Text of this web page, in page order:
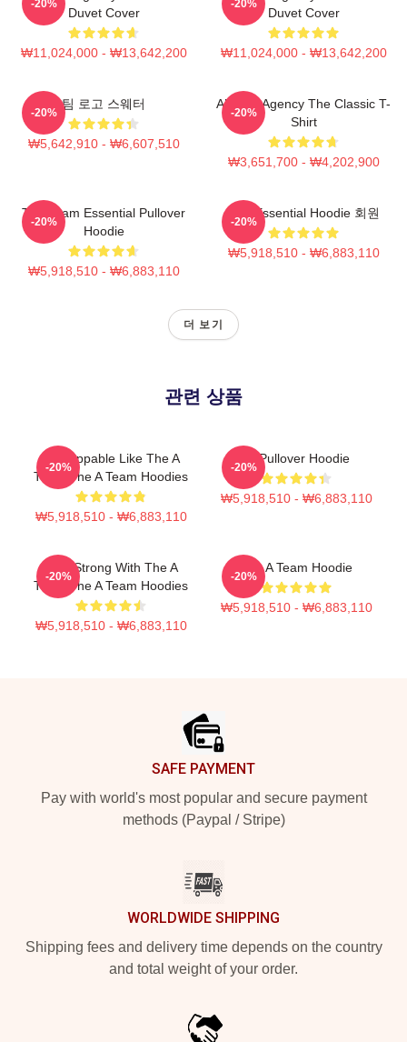
Duvet Cover
₩11,024,000 - ₩13,642,200
-20%
Duvet Cover
₩11,024,000 - ₩13,642,200
-20%
팀 로고 스웨터
₩5,642,910 - ₩6,607,510
-20%
All-Risk Agency The Classic T-
Shirt
₩3,651,700 - ₩4,202,900
-20%
The Team Essential Pullover
Hoodie
₩5,918,510 - ₩6,883,110
-20%
A 팀 Essential Hoodie 회원
₩5,918,510 - ₩6,883,110
-20%
더 보기
관련 상품
Unstoppable Like The A
Team The A Team Hoodies
₩5,918,510 - ₩6,883,110
-20%
팀 Pullover Hoodie
₩5,918,510 - ₩6,883,110
-20%
Stay Strong With The A
Team The A Team Hoodies
₩5,918,510 - ₩6,883,110
-20%
The A Team Hoodie
₩5,918,510 - ₩6,883,110
-20%
SAFE PAYMENT
Pay with world's most popular and secure payment
methods (Paypal / Stripe)
WORLDWIDE SHIPPING
Shipping fees and delivery time depends on the country
and total weight of your order.